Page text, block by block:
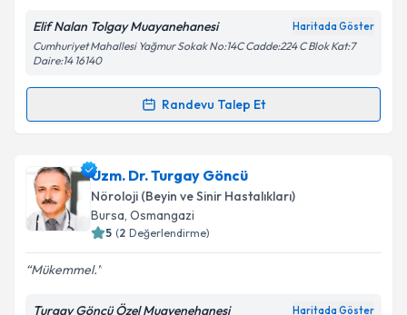
Kişisel verilerimin işlenmesine ilişkinAydınlatma
Metni
kapsamda işlenmesini kabul ediyorum.
Elif Nalan Tolgay Muayanehanesi Haritada Göster
Cumhuriyet Mahallesi Yağmur Sokak No:14C Cadde:224 C Blok Kat:7
Daire:14 16140
Randevu Talep Et
Randevu Takvimi Talebi
Uzm. Dr. Elif Nalan Tolgayiçin randevu takvimi
talebi oluşturun. Size bu uzmandan randevu almanız
için bir takvim hazırlandığında e-posta ile
bilgilendireceğiz.
E-posta Adresiniz
Uzm. Dr. Turgay Göncü
Nöroloji (Beyin ve Sinir Hastalıkları)
Bursa, Osmangazi
5 (2 Değerlendirme)
Mükemmel.
Turgay Göncü Özel Muayenehanesi Haritada Göster